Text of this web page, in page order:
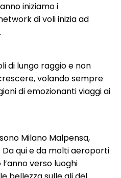
iniziamo i
di voli inizia ad
di lungo raggio e non
volando sempre
di emozionanti viaggi ai
Milano Malpensa,
Da qui e da molti aeroporti
verso luoghi